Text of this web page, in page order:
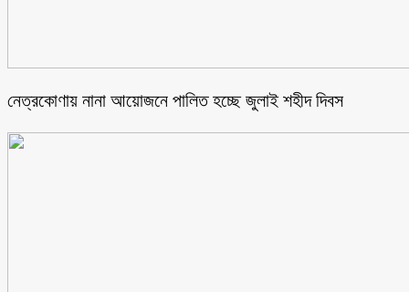
নেত্রকোণায় নানা আয়োজনে পালিত হচ্ছে জুলাই শহীদ দিবস